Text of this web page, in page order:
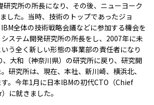
究所の所長になり、その後、ニューヨーク
した。当時、技術のトップであったジョ
全体の技術戦略会議などに参加する機会を
ステム開発研究所の所長をし、2007年に未
う全く新しい形態の事業部の責任者になり
、大和（神奈川県）の研究所に戻り、研究開
研究所は、現在、本社、新川崎、横浜北、
。今年1月に日本IBMの初代CTO（Chief
に就きました。